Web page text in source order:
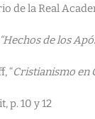
de la Real
“Hechos de los
“Cristianismo en
p. 10 y 12